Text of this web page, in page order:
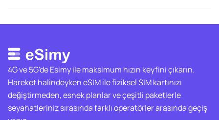
4G ve 5G'de Esimy ile maksimum hızın keyfini çıkarın.
Hareket halindeyken eSIM ile fiziksel SIM kartınızı
değiştirmeden, esnek planlar ve çeşitli paketlerle
seyahatleriniz sırasında farklı operatörler arasında geçiş